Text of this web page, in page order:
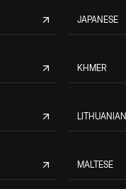
JAPANESE
KHMER
LITHUANIAN
MALTESE